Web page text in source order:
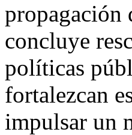
propagación
concluye
políticas
fortalezcan
impulsar un